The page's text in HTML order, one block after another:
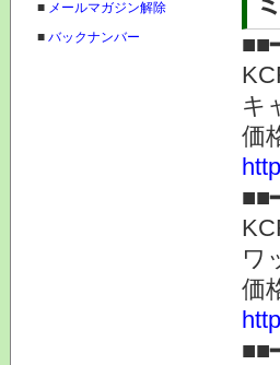
■ メールマガジン解除
■ バックナンバー
キ
価
ワ
価